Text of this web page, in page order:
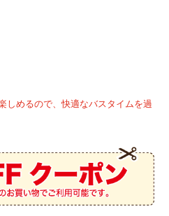
しめるので、快適なバスタイムを過